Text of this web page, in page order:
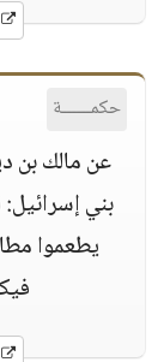
حكمــــــة
عن مالك بن
بني
يطعموا